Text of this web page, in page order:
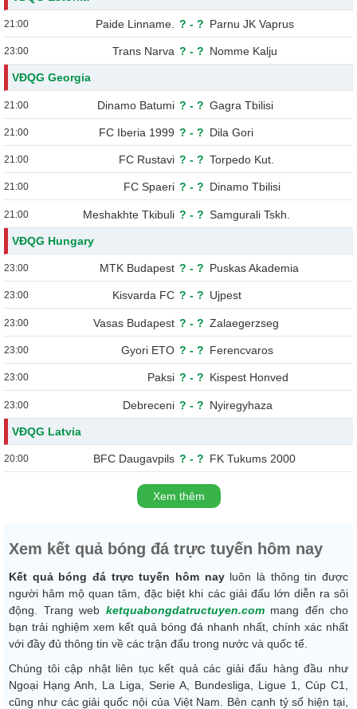
21:00 Paide Linname. ? -? Parnu JK Vaprus
23:00 Trans Narva ? -? Nomme Kalju
VĐQG Georgia
21:00 Dinamo Batumi ? -? Gagra Tbilisi
21:00 FC Iberia 1999 ? -? Dila Gori
21:00 FC Rustavi ? -? Torpedo Kut.
21:00 FC Spaeri ? -? Dinamo Tbilisi
21:00 Meshakhte Tkibuli ? -? Samgurali Tskh.
VĐQG Hungary
23:00 MTK Budapest ? -? Puskas Akademia
23:00 Kisvarda FC ? -? Ujpest
23:00 Vasas Budapest ? -? Zalaegerzseg
23:00 Gyori ETO ? -? Ferencvaros
23:00 Paksi ? -? Kispest Honved
23:00 Debreceni ? -? Nyiregyhaza
VĐQG Latvia
20:00 BFC Daugavpils ? -? FK Tukums 2000
Xem thêm
Xem kết quả bóng đá trực tuyến hôm nay
Kết quả bóng đá trực tuyến hôm nayluôn là thông tin được
người hâm mộ quan tâm, đặc biệt khi các giải đấu lớn diễn ra sôi
động. Trang web ketquabongdatructuyen.commang đến cho
bạn trải nghiệm xem kết quả bóng đá nhanh nhất, chính xác nhất
với đầy đủ thông tin về các trận đấu trong nước và quốc tế.
Chúng tôi cập nhật liên tục kết quả các giải đấu hàng đầu như
Ngoại Hạng Anh, La Liga, Serie A, Bundesliga, Ligue 1, Cúp C1,
cũng như các giải quốc nội của Việt Nam. Bên cạnh tỷ số hiện tại,